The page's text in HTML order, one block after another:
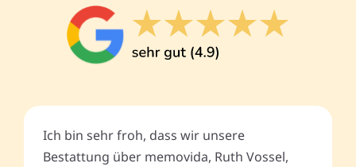
Ich bin sehr froh, dass wir unsere
Bestattung über memovida, Ruth Vossel,